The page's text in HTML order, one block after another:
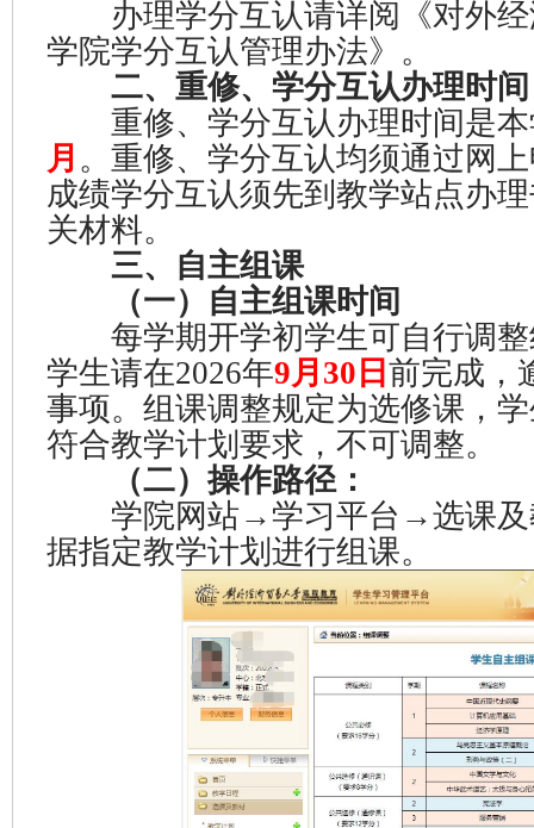
办理学分互认请详阅《对外经
学院学分互认管理办法》。
二、重修、学分互认办理时间
重修、学分互认办理时间是本
月 。重修、学分互认均须通过网
成绩学分互认须先到教学站点办
关材料。
三、自主组课
（一）自主组课时间
每学期开学初学生可自行调整
学生请在2026年9月30日 前完成，
事项。组课调整规定为选修课，
符合教学计划要求，不可调整。
（二）操作路径：
学院网站→学习平台→选课
据指定教学计划进行组课。